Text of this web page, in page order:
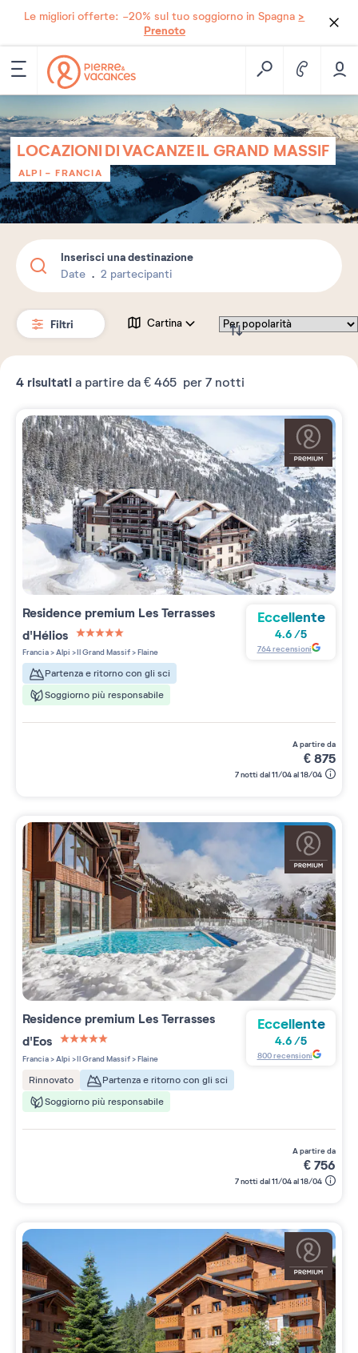
Le migliori offerte: -20% sul tuo soggiorno in Spagna >
Prenoto
LOCAZIONI DI VACANZE IL GRAND MASSIF
ALPI-FRANCIA
Inserisci una destinazione
Date 2 partecipanti
Filtri Cartina
4 risultati a partire da € 465 per 7 notti
Residence premium Les Terrasses
d'Hélios
5 étoiles sur 5
Francia>Alpi >Il Grand Massif>Flaine
Partenza e ritorno con gli sci
Soggiorno più responsabile
Eccellente
4.6/5
764recensioni
a partire da
€875
7 notti dal 11/04 al 18/04
Residence premium Les Terrasses
d'Eos
5 étoiles sur 5
Francia>Alpi >Il Grand Massif>Flaine
Rinnovato
Partenza e ritorno con gli sci
Soggiorno più responsabile
Eccellente
4.6/5
800recensioni
a partire da
€756
7 notti dal 11/04 al 18/04